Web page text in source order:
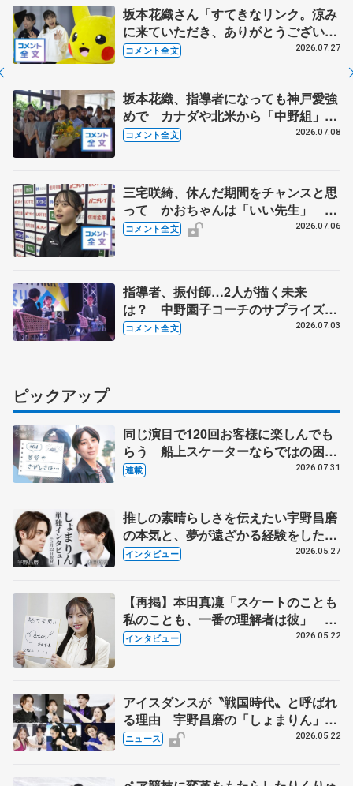
坂本花織さん「すてきなリンク。涼み
に来ていただき、ありがとうございま
す」 シスメックスのリンク開場１周
コメント全文 2026.07.27
坂本花織、指導者になっても神戸愛強
めで カナダや北米から「中野組」の
練習に参加 【兵庫県「誉賞」贈呈】
コメント全文 2026.07.08
三宅咲綺、休んだ期間をチャンスと思
って かおちゃんは「いい先生」
【全日本シニア強化合宿】
コメント全文 2026.07.06
指導者、振付師…2人が描く未来
は？ 中野園子コーチのサプライズメ
ッセージも【坂本花織・樋口新葉
コメント全文 2026.07.03
ピックアップ
同じ演目で120回お客様に楽しんでも
らう 船上スケーターならではの困難
とは 影響あったPIW前キャプテン松
連載 2026.07.31
推しの素晴らしさを伝えたい宇野昌磨
の本気と、夢が遠ざかる経験をした本
田真凜の覚悟
インタビュー 2026.05.27
【再掲】本田真凜「スケートのことも
私のことも、一番の理解者は彼」 引
退時の単独インタビューで語った競技
インタビュー 2026.05.22
アイスダンスが〝戦国時代〟と呼ばれ
る理由 宇野昌磨の「しょまりん」ら
実力者が相次いで参戦 国内の競争激
ニュース 2026.05.22